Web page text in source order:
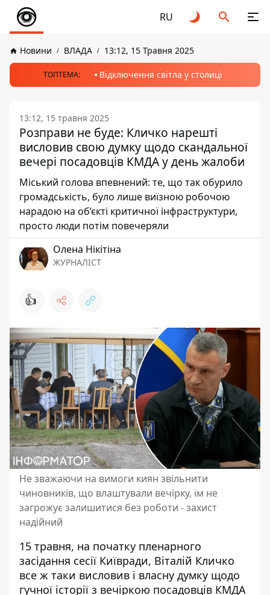
RU
Новини ВЛАДА 13:12, 15 Травня 2025
ТОПТЕМА: Відключення світла у столиці
13:12, 15 травня 2025
Розправи не буде: Кличко нарешті
висловив свою думку щодо скандальної
вечері посадовців КМДА у день жалоби
Міський голова впевнений: те, що так обурило
громадськість, було лише виїзною робочою
нарадою на об’єкті критичної інфраструктури,
просто люди потім повечеряли
Олена Нікітіна
ЖУРНАЛІСТ
👍
Не зважаючи на вимоги киян звільнити
чиновників, що влаштували вечірку, їм не
загрожує залишитися без роботи - захист
надійний
15 травня, на початку пленарного
засідання сесії Київради, Віталій Кличко
все ж таки висловив і власну думку щодо
гучної історії з вечіркою посадовців КМДА